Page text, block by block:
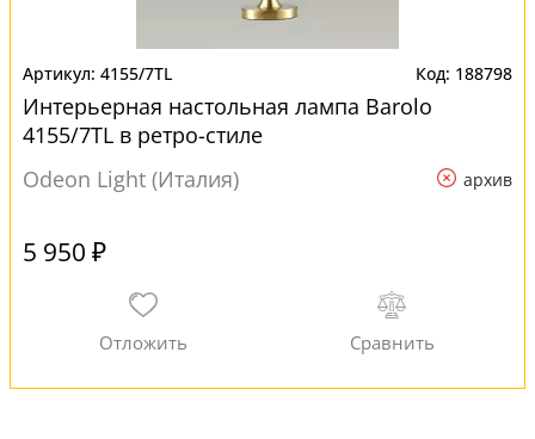
4155/7TL 188798
Интерьерная настольная лампа Barolo
4155/7TL в ретро-стиле
Odeon Light (Италия)
архив
5 950 ₽